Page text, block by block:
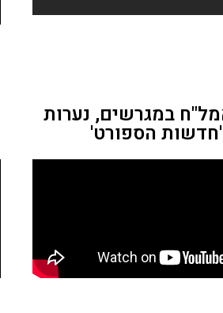
במגרשים, נערות
'חדשות הספורט'